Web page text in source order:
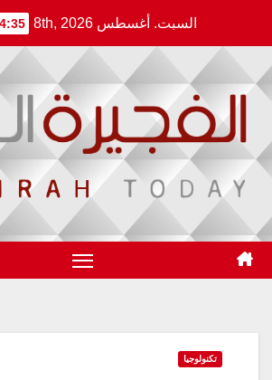
content
السبت. أغسطس 8th, 2026 PM
تكنولوجيا